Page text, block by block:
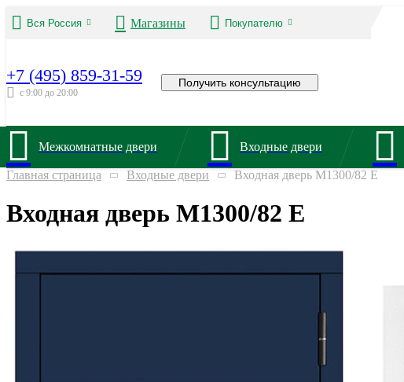
Вся Россия Магазины Покупателю
+7 (495) 859-31-59
с 9:00 до 20:00
Получить консультацию
Межкомнатные двери Входные двери
Главная страница Входные двери Входная дверь М1300/82 Е
Входная дверь М1300/82 Е